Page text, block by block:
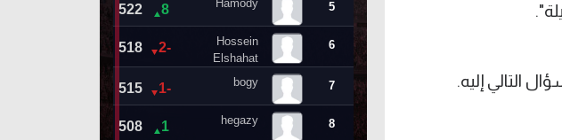
التالي إليه.